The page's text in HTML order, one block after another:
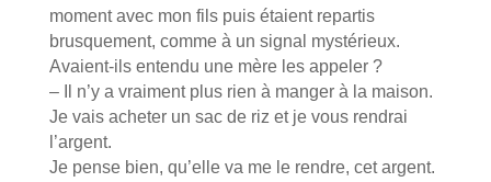
moment avec mon fils puis étaient repartis
brusquement, comme à un signal mystérieux.
Avaient-ils entendu une mère les appeler ?
– Il n’y a vraiment plus rien à manger à la maison.
Je vais acheter un sac de riz et je vous rendrai
l’argent.
Je pense bien, qu’elle va me le rendre, cet argent.